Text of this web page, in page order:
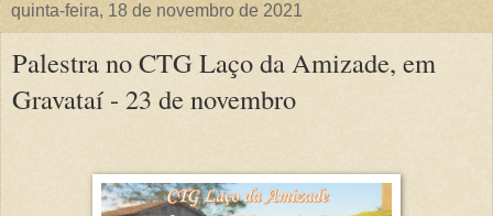
quinta-feira, 18 de novembro de 2021
Palestra no CTG Laço da Amizade, em
Gravataí - 23 de novembro